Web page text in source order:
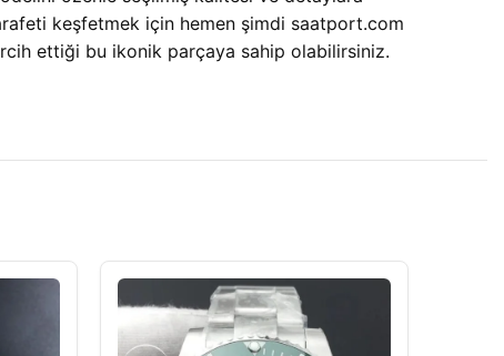
keşfetmek için hemen şimdi saatport.com
ettiği bu ikonik parçaya sahip olabilirsiniz.